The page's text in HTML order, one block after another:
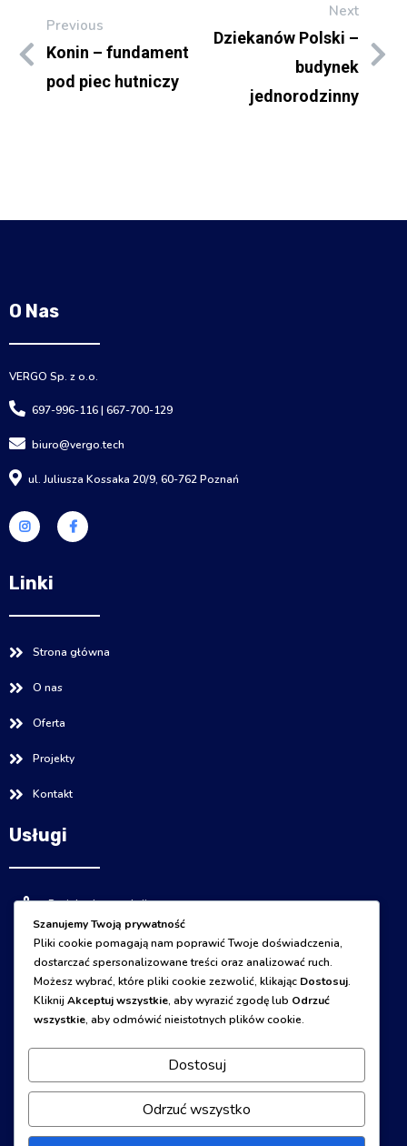
Previous
Konin – fundament
pod piec hutniczy
Next
Dziekanów Polski –
budynek
jednorodzinny
O Nas
VERGO Sp. z o.o.
697-996-116 | 667-700-129
biuro@vergo.tech
ul. Juliusza Kossaka 20/9, 60-762 Poznań
Linki
Strona główna
O nas
Oferta
Projekty
Kontakt
Usługi
Projekty konstrukcji
Ekspertyzy
Optymalizacje
Nadzory autorskie
Przeglądy budowlane
Kierowanie budową
Szanujemy Twoją prywatność
Pliki cookie pomagają nam poprawić Twoje doświadczenia,
dostarczać spersonalizowane treści oraz analizować ruch.
Możesz wybrać, które pliki cookie zezwolić, klikając Dostosuj.
Kliknij Akceptuj wszystkie, aby wyrazić zgodę lub Odrzuć
wszystkie, aby odmówić nieistotnych plików cookie.
Dostosuj
Odrzuć wszystko